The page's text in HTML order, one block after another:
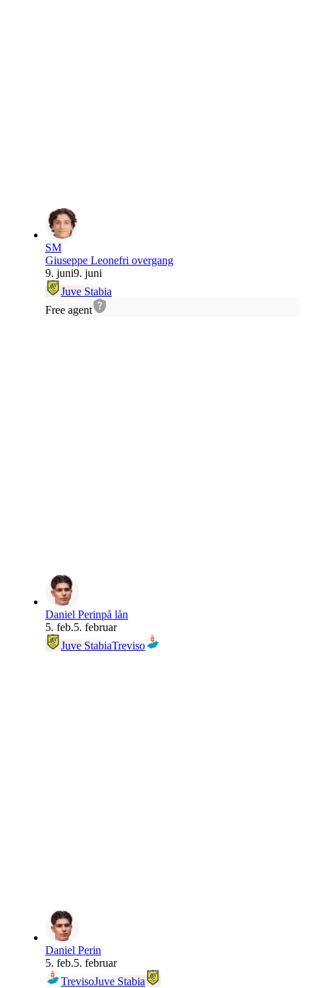
SM
Giuseppe Leonefri overgang
9. juni9. juni
Juve Stabia
Free agent
Daniel Perinpå lån
5. feb.5. februar
Juve StabiaTreviso
Daniel Perin
5. feb.5. februar
TrevisoJuve Stabia